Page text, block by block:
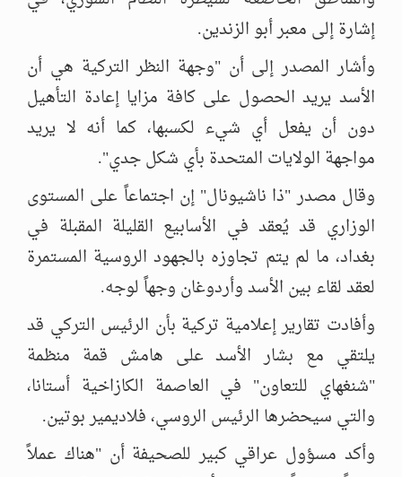
إشارة إلى معبر أبو الزندين.
وأشار المصدر إلى أن "وجهة النظر التركية هي أن
الأسد يريد الحصول على كافة مزايا إعادة التأهيل
دون أن يفعل أي شيء لكسبها، كما أنه لا يريد
مواجهة الولايات المتحدة بأي شكل جدي".
وقال مصدر "ذا ناشيونال" إن اجتماعاً على المستوى
الوزاري قد يُعقد في الأسابيع القليلة المقبلة في
بغداد، ما لم يتم تجاوزه بالجهود الروسية المستمرة
لعقد لقاء بين الأسد وأردوغان وجهاً لوجه.
وأفادت تقارير إعلامية تركية بأن الرئيس التركي قد
يلتقي مع بشار الأسد على هامش قمة منظمة
"شنغهاي للتعاون" في العاصمة الكازاخية أستانا،
والتي سيحضرها الرئيس الروسي، فلاديمير بوتين.
وأكد مسؤول عراقي كبير للصحيفة أن "هناك عملاً